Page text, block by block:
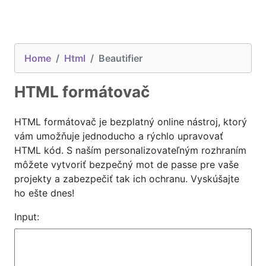
Home Html Beautifier
HTML formátovač
HTML formátovač je bezplatný online nástroj, ktorý
vám umožňuje jednoducho a rýchlo upravovať
HTML kód. S naším personalizovateľným rozhraním
môžete vytvoriť bezpečný mot de passe pre vaše
projekty a zabezpečiť tak ich ochranu. Vyskúšajte
ho ešte dnes!
Input: